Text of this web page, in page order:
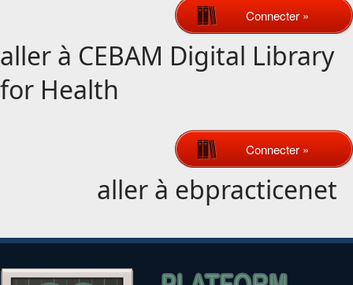
Connecter »
aller à CEBAM Digital Library
for Health
Connecter »
aller à ebpracticenet